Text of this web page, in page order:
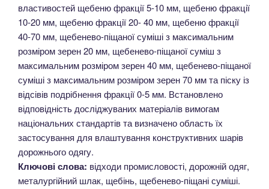
властивостей щебеню фракції 5-10 мм, щебеню фракції
10-20 мм, щебеню фракції 20- 40 мм, щебеню фракції
40-70 мм, щебенево-піщаної суміші з максимальним
розміром зерен 20 мм, щебенево-піщаної суміш з
максимальним розміром зерен 40 мм, щебенево-піщаної
суміші з максимальним розміром зерен 70 мм та піску із
відсівів подрібнення фракції 0-5 мм. Встановлено
відповідність досліджуваних матеріалів вимогам
національних стандартів та визначено область їх
застосування для влаштування конструктивних шарів
дорожнього одягу.
Ключові слова: відходи промисловості, дорожній одяг,
металургійний шлак, щебінь, щебенево-піщані суміші.